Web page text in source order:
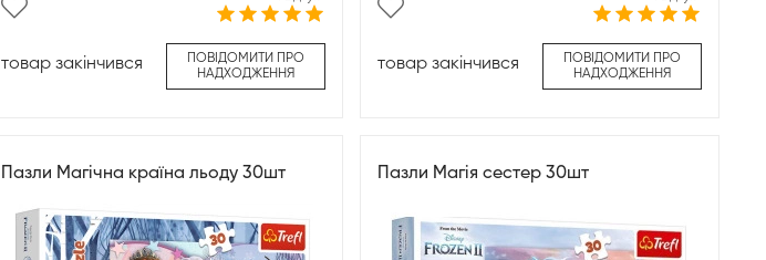
товар закінчився
ПОВІДОМИТИ ПРО
НАДХОДЖЕННЯ
товар закінчився
ПОВІДОМИТИ ПРО
НАДХОДЖЕННЯ
Пазли Магічна країна льоду 30шт Пазли Магія сестер 30шт